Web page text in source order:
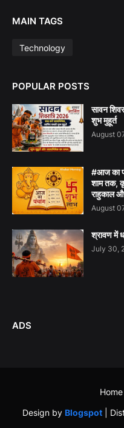
MAIN TAGS
Technology
POPULAR POSTS
सावन
शुभ मुहूर्त
August
#आज का
शाम तक,
राहुकाल
August
श्रावण में
July 30,
ADS
Design by Blogspot |
Home